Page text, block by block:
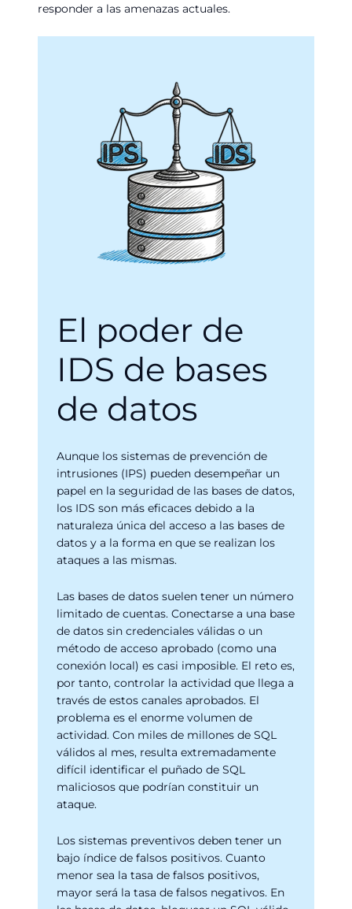
responder a las amenazas actuales.
El poder de
IDS de bases
de datos
Aunque los sistemas de prevención de
intrusiones (IPS) pueden desempeñar un
papel en la seguridad de las bases de datos,
los IDS son más eficaces debido a la
naturaleza única del acceso a las bases de
datos y a la forma en que se realizan los
ataques a las mismas.
Las bases de datos suelen tener un número
limitado de cuentas. Conectarse a una base
de datos sin credenciales válidas o un
método de acceso aprobado (como una
conexión local) es casi imposible. El reto es,
por tanto, controlar la actividad que llega a
través de estos canales aprobados. El
problema es el enorme volumen de
actividad. Con miles de millones de SQL
válidos al mes, resulta extremadamente
difícil identificar el puñado de SQL
maliciosos que podrían constituir un
ataque.
Los sistemas preventivos deben tener un
bajo índice de falsos positivos. Cuanto
menor sea la tasa de falsos positivos,
mayor será la tasa de falsos negativos. En